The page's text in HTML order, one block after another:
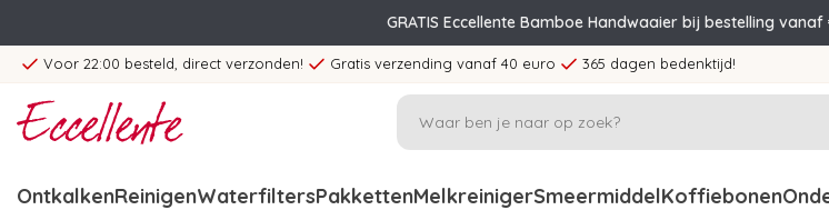
GRATIS Eccellente Bamboe Handwaaier bij bestelling
Voor 22:00 besteld, direct verzonden! Gratis verzending vanaf 40 euro 365 dagen bedenktijd!
OntkalkenReinigenWaterfiltersPakkettenMelkreinigerSmeermiddelKoffiebonen